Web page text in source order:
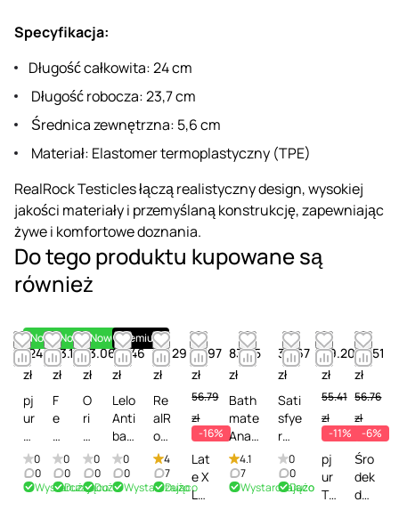
Specyfikacja:
Długość całkowita: 24 cm
Długość robocza: 23,7 cm
Średnica zewnętrzna: 5,6 cm
Materiał: Elastomer termoplastyczny (TPE)
RealRock Testicles łączą realistyczny design, wysokiej
jakości materiały i przemyślaną konstrukcję, zapewniając
żywe i komfortowe doznania.
Do tego produktu kupowane są
również
Nowość
124.87
zł
pj
ur
C
ul
t
-
0
0
Wystarczająco
Nowość
53.14
zł
F
e
m
in
ti
m
0
0
Dużo
Nowość
73.06
zł
O
ri
o
n
S
p
0
0
Dużo
Premium
54.46
zł
Lelo
Anti
bac
teri
al
Spr
0
0
Wystarczająco
49.29
zł
Re
alR
oc
k
Re
viv
4
7
Dużo
47.97
zł
56.79
zł
-16%
Lat
e X
Lat
83.25
zł
Bath
mate
Anal
Toy
Clea
ner -
4.1
7
Wystarczająco
35.67
zł
Sati
sfye
r
Gen
tle
Disi
0
0
Dużo
49.20
zł
55.41
zł
-11%
pj
ur
To
53.51
zł
56.76
zł
-6%
Śro
dek
do